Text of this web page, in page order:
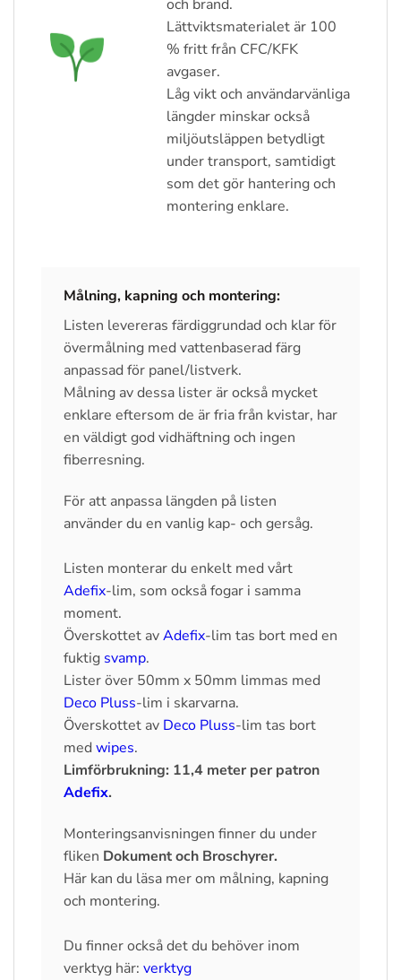
och brand.
Lättviktsmaterialet är 100
% fritt från CFC/KFK
avgaser.
Låg vikt och användarvänliga
längder minskar också
miljöutsläppen betydligt
under transport, samtidigt
som det gör hantering och
montering enklare.
Målning, kapning och montering:
Listen levereras färdiggrundad och klar för
övermålning med vattenbaserad färg
anpassad för panel/listverk.
Målning av dessa lister är också mycket
enklare eftersom de är fria från kvistar, har
en väldigt god vidhäftning och ingen
fiberresning.
För att anpassa längden på listen
använder du en vanlig kap- och gersåg.
Listen monterar du enkelt med vårt
Adefix-lim, som också fogar i samma
moment.
Överskottet avAdefix-lim tas bort med en
fuktig svamp.
Lister över 50mm x 50mm limmas med
Deco Pluss-lim i skarvarna.
Överskottet av Deco Pluss-lim tas bort
med wipes.
Limförbrukning: 11,4 meter per patron
Adefix.
Monteringsanvisningen finner du under
fliken Dokument och Broschyrer.
Här kan du läsa mer om målning, kapning
och montering.
Du finner också det du behöver inom
verktyg här: verktyg